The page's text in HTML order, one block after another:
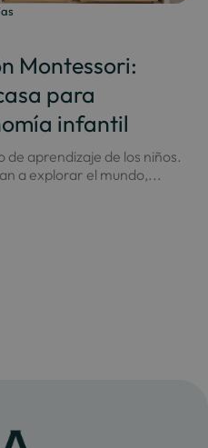
Montessori:
para
infantil
aprendizaje de los niños.
a explorar el mundo,...